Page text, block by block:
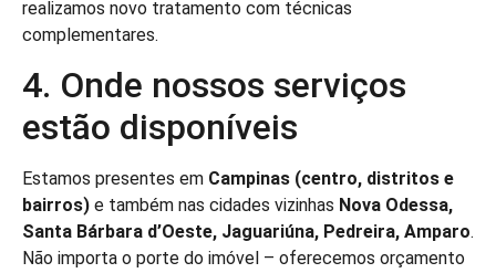
realizamos novo tratamento com técnicas
complementares.
4. Onde nossos serviços
estão disponíveis
Estamos presentes em Campinas (centro, distritos e
bairros) e também nas cidades vizinhas Nova Odessa,
Santa Bárbara d’Oeste, Jaguariúna, Pedreira, Amparo.
Não importa o porte do imóvel – oferecemos orçamento